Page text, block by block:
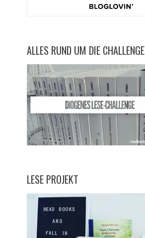
ALLES RUND UM DIE CHALLENGE
LESE PROJEKT